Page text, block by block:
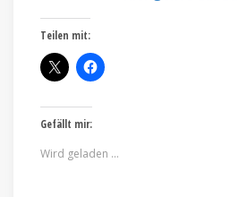
Teilen mit:
Gefällt mir:
Wird geladen …